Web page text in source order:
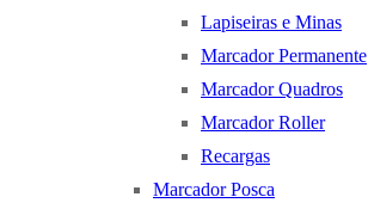
Lapiseiras e Minas
Marcador Permanente
Marcador Quadros
Marcador Roller
Recargas
Marcador Posca